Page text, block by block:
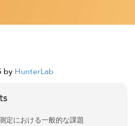
by HunterLab
定における一般的な課題